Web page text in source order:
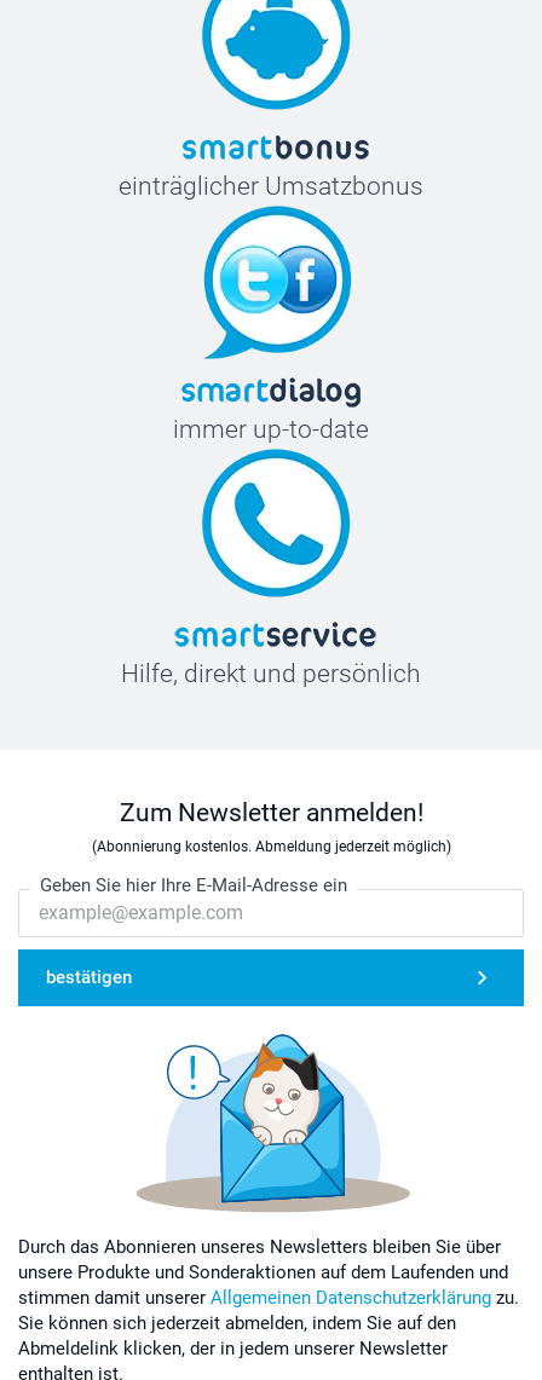
einträglicher Umsatzbonus
immer up-to-date
Hilfe, direkt und persönlich
Zum Newsletter anmelden!
(Abonnierung kostenlos. Abmeldung jederzeit möglich)
Geben Sie hier Ihre E-Mail-Adresse ein
bestätigen
Durch das Abonnieren unseres Newsletters bleiben Sie über
unsere Produkte und Sonderaktionen auf dem Laufenden und
stimmen damit unserer Allgemeinen Datenschutzerklärung zu.
Sie können sich jederzeit abmelden, indem Sie auf den
Abmeldelink klicken, der in jedem unserer Newsletter
enthalten ist.